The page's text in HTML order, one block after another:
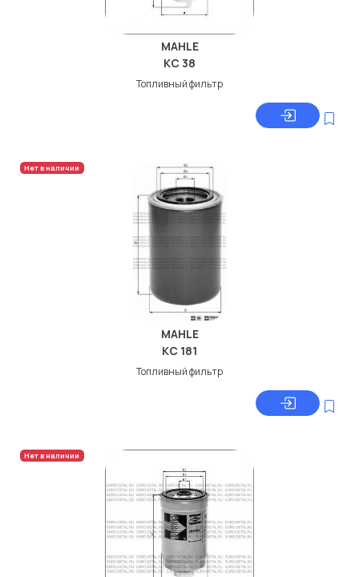
MAHLE
KC 38
Топливный фильтр
Нет в наличии
MAHLE
KC 181
Топливный фильтр
Нет в наличии